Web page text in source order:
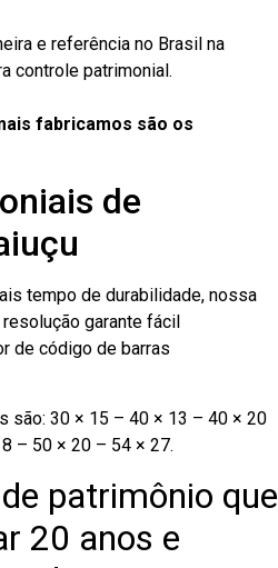
e referência no Brasil na
controle patrimonial.
fabricamos são os
de
tempo de durabilidade, nossa
garante fácil
de código de barras
são: 30 × 15 – 40 × 13 – 40 × 20
– 50 × 20 – 54 × 27.
patrimônio que
20 anos e